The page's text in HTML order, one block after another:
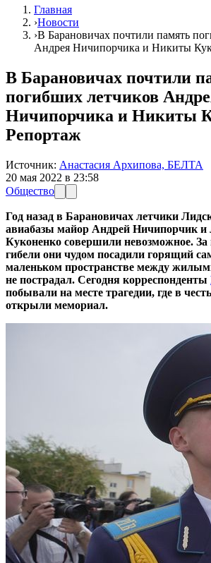
Главная
›Новости
›В Барановичах почтили память
Андрея Ничипорчика и Никиты
В Барановичах почтили
погибших летчиков
Ничипорчика и Никиты
Репортаж
Источник: Анастасия Архипова, БЕЛТА
20 мая 2022 в 23:58
Общество
Год назад в Барановичах летчики
авиабазы майор Андрей Ничипорчик и
Куконенко совершили невозможное. За
гибели они чудом посадили горящий
маленьком пространстве между
не пострадал. Сегодня корреспонденты
побывали на месте трагедии, где в
открыли мемориал.